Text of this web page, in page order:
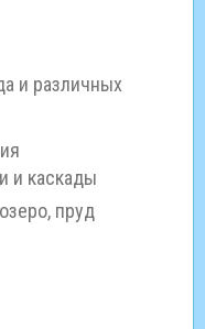
и различных
и каскады
пруд